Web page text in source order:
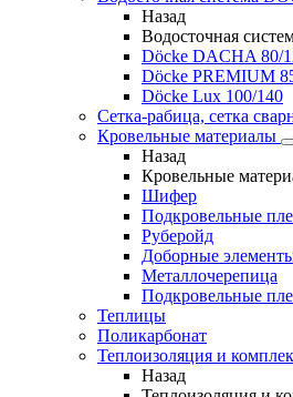
Назад
Водосточная
Döсkе DACHA 80/
Döcke PREMIUM
Döсkе Luх 100/140
Сетка-рабица, сетка
Кровельные материалы
Назад
Кровельные
Шифер
Подкровельные
Руберойд
Доборные
Металлочерепица
Подкровельные
Теплицы
Поликарбонат
Теплоизоляция и
Назад